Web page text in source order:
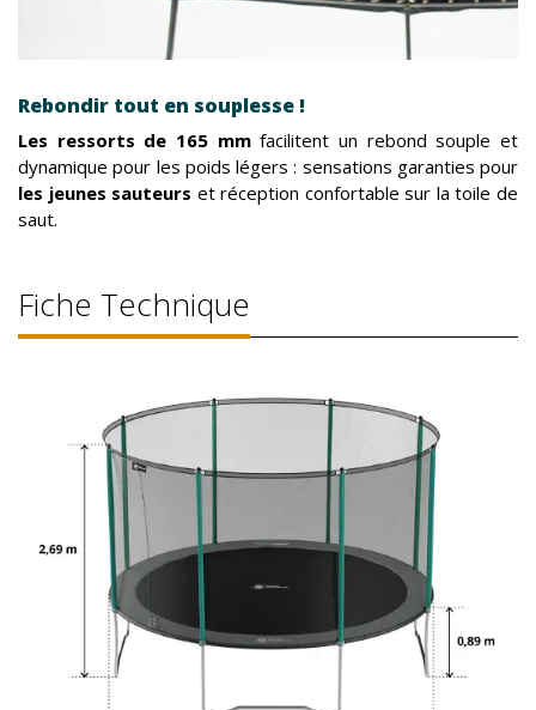
Rebondir tout en souplesse !
Les ressorts de 165 mmfacilitent un rebond souple et
dynamique pour les poids légers : sensations garanties pour
les jeunes sauteurs et réception confortable sur la toile de
saut.
Fiche Technique